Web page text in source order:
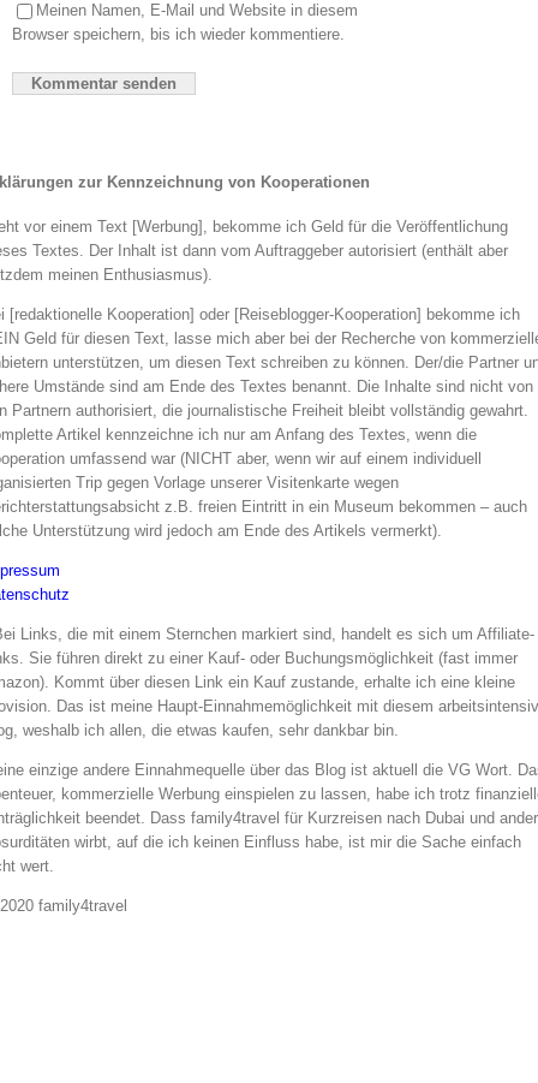
Meinen Namen, E-Mail und Website in diesem
Browser speichern, bis ich wieder kommentiere.
zur Kennzeichnung von Kooperationen
vor einem Text [Werbung], bekomme ich Geld für die Veröffentlichung
Textes. Der Inhalt ist dann vom Auftraggeber autorisiert (enthält aber
meinen Enthusiasmus).
[redaktionelle Kooperation] oder [Reiseblogger-Kooperation] bekomme ich
Geld für diesen Text, lasse mich aber bei der Recherche von
unterstützen, um diesen Text schreiben zu können. Der/die Partner
Umstände sind am Ende des Textes benannt. Die Inhalte sind nicht von
Partnern authorisiert, die journalistische Freiheit bleibt vollständig gewahrt.
Artikel kennzeichne ich nur am Anfang des Textes, wenn die
umfassend war (NICHT aber, wenn wir auf einem individuell
Trip gegen Vorlage unserer Visitenkarte wegen
z.B. freien Eintritt in ein Museum bekommen – auch
Unterstützung wird jedoch am Ende des Artikels vermerkt).
Links, die mit einem Sternchen markiert sind, handelt es sich um Affiliate-
Sie führen direkt zu einer Kauf- oder Buchungsmöglichkeit (fast immer
Kommt über diesen Link ein Kauf zustande, erhalte ich eine kleine
Das ist meine Haupt-Einnahmemöglichkeit mit diesem
weshalb ich allen, die etwas kaufen, sehr dankbar bin.
einzige andere Einnahmequelle über das Blog ist aktuell die VG Wort.
kommerzielle Werbung einspielen zu lassen, habe ich trotz
beendet. Dass family4travel für Kurzreisen nach Dubai und
wirbt, auf die ich keinen Einfluss habe, ist mir die Sache einfach
wert.
2020 family4travel